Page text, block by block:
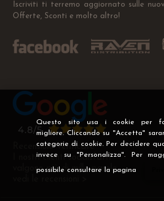
Questo sito usa i cookie per
migliore. Cliccando su "Accetta"
categorie di cookie. Per decidere
invece su "Personalizza". Per
possibile consultare la pagina
Iscriviti ti terremo aggiornato sulle
Offerte, Sconti e molto altro!
Recensioni Verificate
I nostri clienti soddisfatti
valgono più di mille parole